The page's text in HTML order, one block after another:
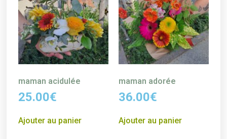
maman acidulée
25.00€
Ajouter au panier
maman adorée
36.00€
Ajouter au panier